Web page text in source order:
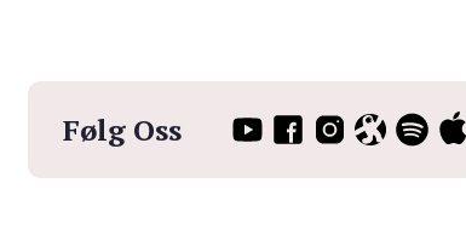
Følg Oss